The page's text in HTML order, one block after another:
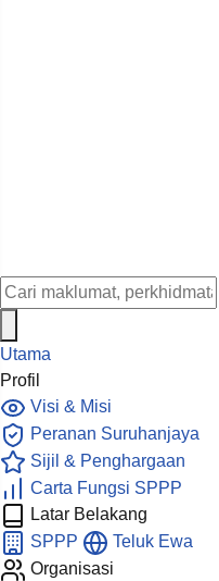
Utama
Profil
Visi & Misi
Peranan Suruhanjaya
Sijil & Penghargaan
Carta Fungsi SPPP
Latar Belakang
SPPP
Teluk Ewa
Organisasi